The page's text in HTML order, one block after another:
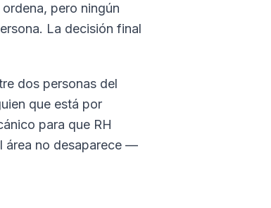
pero ningún
La decisión final
dos personas del
que está por
para que RH
área no desaparece —